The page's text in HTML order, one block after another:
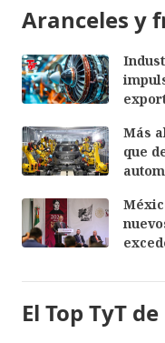
Aranceles y
Más
que
El Top TyT